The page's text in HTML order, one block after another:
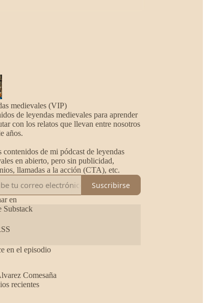
medievales (VIP)
de leyendas medievales para aprender
con los relatos que llevan entre nosotros
años.
contenidos de mi pódcast de leyendas
en abierto, pero sin publicidad,
llamadas a la acción (CTA), etc.
Suscribirse
en
Substack
en el episodio
Comesaña
recientes